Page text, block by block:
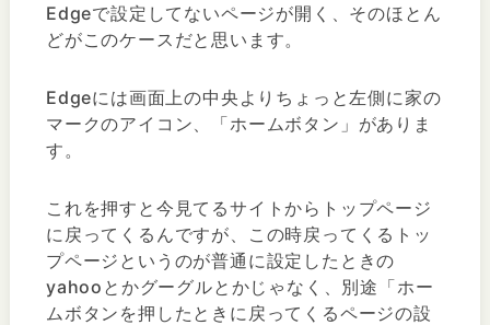
Edgeで設定してないページが開く、そのほとん
どがこのケースだと思います。
Edgeには画面上の中央よりちょっと左側に家の
マークのアイコン、「ホームボタン」がありま
す。
これを押すと今見てるサイトからトップページ
に戻ってくるんですが、この時戻ってくるトッ
プページというのが普通に設定したときの
yahooとかグーグルとかじゃなく、別途「ホー
ムボタンを押したときに戻ってくるページの設